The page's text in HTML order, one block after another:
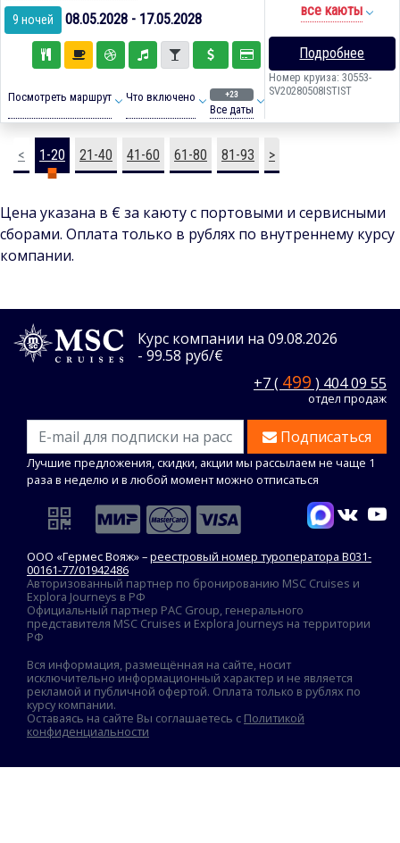
9 ночей 08.05.2028 - 17.05.2028
Посмотреть маршрут Что включено +23
Все даты
все каюты
Подробнее
Номер круиза: 30553-
SV20280508ISTIST
< 1-20 21-40 41-60 61-80 81-93 >
Цена указана в € за каюту с портовыми и сервисными
сборами. Оплата только в рублях по внутреннему курсу
компании.
Курс компании на 09.08.2026
- 99.58 руб/€
+7 ( 499 ) 404 09 55
отдел продаж
Подписаться
Лучшие предложения, скидки, акции мы рассылаем не чаще 1
раза в неделю и в любой момент можно отписаться
ООО «Гермес Вояж» –реестровый номер туроператора В031-
00161-77/01942486
Авторизованный партнер по бронированию MSC Cruises и
Explora Journeys в РФ
Официальный партнер PAC Group, генерального
представителя MSC Cruises и Explora Journeys на территории
РФ
Вся информация, размещённая на сайте, носит
исключительно информационный характер и не является
рекламой и публичной офертой. Оплата только в рублях по
курсу компании.
Оставаясь на сайте Вы соглашаетесь с Политикой
конфиденциальности